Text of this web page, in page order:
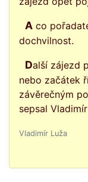
A co pořadatelé: Díky za ukázněnost a
dochvilnost.
Další zájezd připravujeme na podzim (konec září
nebo začátek
závěrečným
sepsal
Vladimír Luža